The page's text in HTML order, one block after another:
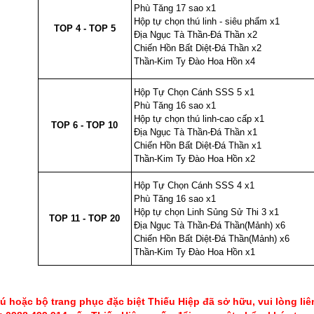
TOP 4 - TOP 5
Phù Tăng 17 sao x1
Hộp tự chọn thú linh - siêu phẩm x1
Địa Ngục Tà Thần-Đá Thần x2
Chiến Hồn Bất Diệt-Đá Thần x2
Thần-Kim Ty Đào Hoa Hồn x4
TOP 6 - TOP 10
Hộp Tự Chọn Cánh SSS 5 x1
Phù Tăng 16 sao x1
Hộp tự chọn thú linh-cao cấp x1
Địa Ngục Tà Thần-Đá Thần x1
Chiến Hồn Bất Diệt-Đá Thần x1
Thần-Kim Ty Đào Hoa Hồn x2
TOP 11 - TOP 20
Hộp Tự Chọn Cánh SSS 4 x1
Phù Tăng 16 sao x1
Hộp tự chọn Linh Sủng Sử Thi 3 x1
Địa Ngục Tà Thần-Đá Thần(Mảnh) x6
Chiến Hồn Bất Diệt-Đá Thần(Mảnh) x6
Thần-Kim Ty Đào Hoa Hồn x1
hoặc bộ trang phục đặc biệt Thiếu Hiệp đã sở hữu, vui lòng